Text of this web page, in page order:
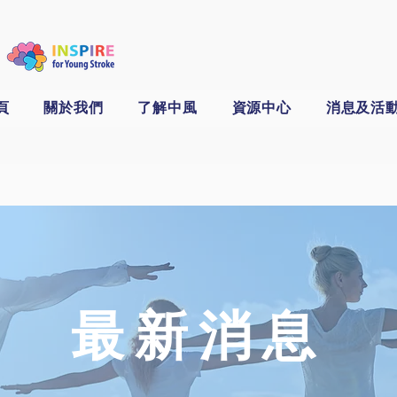
關於我們 了解中風 資源中心 消息及活
​最新消息